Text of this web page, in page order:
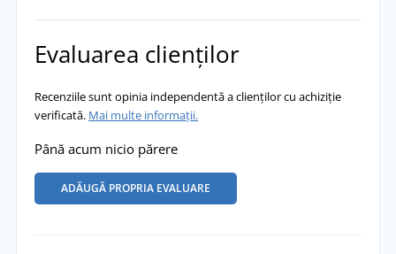
Evaluarea clienților
Recenziile sunt opinia independentă a clienților cu achiziție
verificată. Mai multe informații.
Până acum nicio părere
ADĂUGĂ PROPRIA EVALUARE